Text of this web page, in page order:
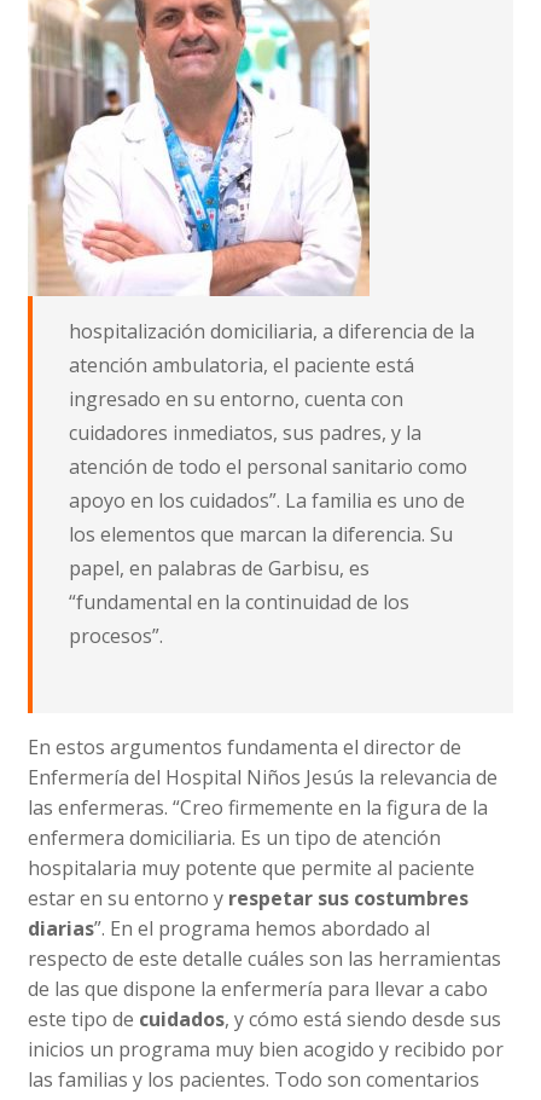
hospitalización domiciliaria, a diferencia de la
atención ambulatoria, el paciente está
ingresado en su entorno, cuenta con
cuidadores inmediatos, sus padres, y la
atención de todo el personal sanitario como
apoyo en los cuidados”. La familia es uno de
los elementos que marcan la diferencia. Su
papel, en palabras de Garbisu, es
“fundamental en la continuidad de los
procesos”.
En estos argumentos fundamenta el director de
Enfermería del Hospital Niños Jesús la relevancia de
las enfermeras. “Creo firmemente en la figura de la
enfermera domiciliaria. Es un tipo de atención
hospitalaria muy potente que permite al paciente
estar en su entorno y respetar sus costumbres
diarias”. En el programa hemos abordado al
respecto de este detalle cuáles son las herramientas
de las que dispone la enfermería para llevar a cabo
este tipo de cuidados, y cómo está siendo desde sus
inicios un programa muy bien acogido y recibido por
las familias y los pacientes. Todo son comentarios